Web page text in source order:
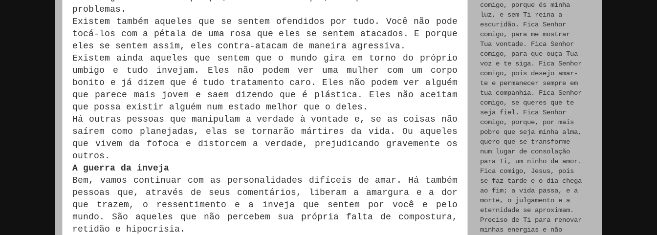
problemas.
Existem também aqueles que se sentem ofendidos por tudo. Você não pode
tocá-los com a pétala de uma rosa que eles se sentem atacados. E porque
eles se sentem assim, eles contra-atacam de maneira agressiva.
Existem ainda aqueles que sentem que o mundo gira em torno do próprio
umbigo e tudo invejam. Eles não podem ver uma mulher com um corpo
bonito e já dizem que é tudo tratamento caro. Eles não podem ver alguém
que parece mais jovem e saem dizendo que é plástica. Eles não aceitam
que possa existir alguém num estado melhor que o deles.
Há outras pessoas que manipulam a verdade à vontade e, se as coisas não
saírem como planejadas, elas se tornarão mártires da vida. Ou aqueles
que vivem da fofoca e distorcem a verdade, prejudicando gravemente os
outros.
A guerra da inveja
Bem, vamos continuar com as personalidades difíceis de amar. Há também
pessoas que, através de seus comentários, liberam a amargura e a dor
que trazem, o ressentimento e a inveja que sentem por você e pelo
mundo. São aqueles que não percebem sua própria falta de compostura,
retidão e hipocrisia.
comigo, porque és minha
luz, e sem Ti reina a
escuridão. Fica Senhor
comigo, para me mostrar
Tua vontade. Fica Senhor
comigo, para que ouça Tua
voz e te siga. Fica Senhor
comigo, pois desejo amar-
te e permanecer sempre em
tua companhia. Fica Senhor
comigo, se queres que te
seja fiel. Fica Senhor
comigo, porque, por mais
pobre que seja minha alma,
quero que se transforme
num lugar de consolação
para Ti, um ninho de amor.
Fica comigo, Jesus, pois
se faz tarde e o dia chega
ao fim; a vida passa, e a
morte, o julgamento e a
eternidade se aproximam.
Preciso de Ti para renovar
minhas energias e não